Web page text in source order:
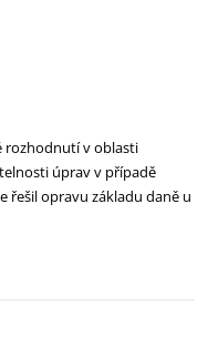
rozhodnutí v oblasti
úprav v případě
řešil opravu základu daně u